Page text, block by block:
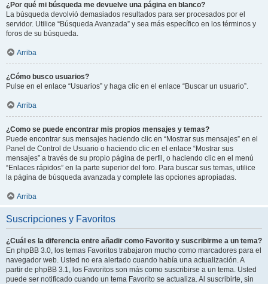
¿Por qué mi búsqueda me devuelve una página en blanco?
La búsqueda devolvió demasiados resultados para ser procesados por el
servidor. Utilice “Búsqueda Avanzada” y sea más específico en los términos y
foros de su búsqueda.
Arriba
¿Cómo busco usuarios?
Pulse en el enlace “Usuarios” y haga clic en el enlace “Buscar un usuario”.
Arriba
¿Como se puede encontrar mis propios mensajes y temas?
Puede encontrar sus mensajes haciendo clic en “Mostrar sus mensajes” en el
Panel de Control de Usuario o haciendo clic en el enlace “Mostrar sus
mensajes” a través de su propio página de perfil, o haciendo clic en el menú
“Enlaces rápidos” en la parte superior del foro. Para buscar sus temas, utilice
la página de búsqueda avanzada y complete las opciones apropiadas.
Arriba
Suscripciones y Favoritos
¿Cuál es la diferencia entre añadir como Favorito y suscribirme a un tema?
En phpBB 3.0, los temas Favoritos trabajaron mucho como marcadores para el
navegador web. Usted no era alertado cuando había una actualización. A
partir de phpBB 3.1, los Favoritos son más como suscribirse a un tema. Usted
puede ser notificado cuando un tema Favorito se actualiza. Al suscribirte, sin